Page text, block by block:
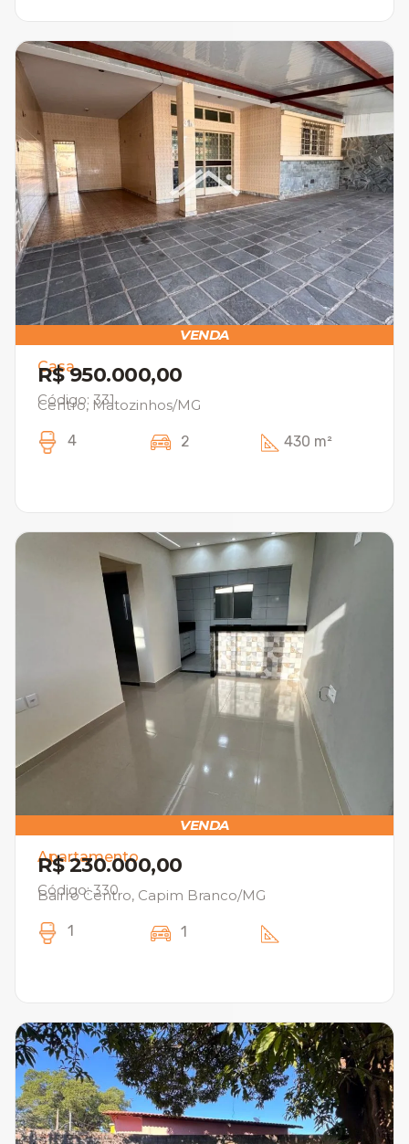
VENDA
Casa
R$ 950.000,00
Código: 331
Centro, Matozinhos/MG
4 2 430 m²
VENDA
Apartamento
R$ 230.000,00
Código: 330
Bairro Centro, Capim Branco/MG
1 1